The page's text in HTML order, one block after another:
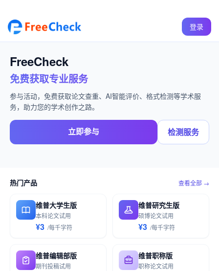
登录
FreeCheck
免费获取专业服务
参与活动，免费获取论文查重、AI智能评价、格式检测等学术服
务，助力您的学术创作之路。
立即参与 检测服务
热门产品 查看全部 →
维普大学生版
本科论文试用
¥3 /每千字符
维普研究生版
硕博论文试用
¥3 /每千字符
维普编辑部版
期刊投稿试用
维普职称版
职称论文试用